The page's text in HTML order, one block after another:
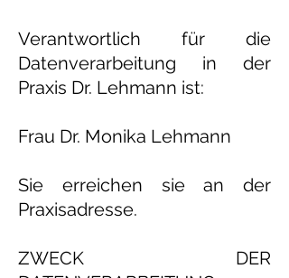
Verantwortlich für die
Datenverarbeitung in der
Praxis Dr. Lehmann ist:
Frau Dr. Monika Lehmann
Sie erreichen sie an der
Praxisadresse.
ZWECK DER